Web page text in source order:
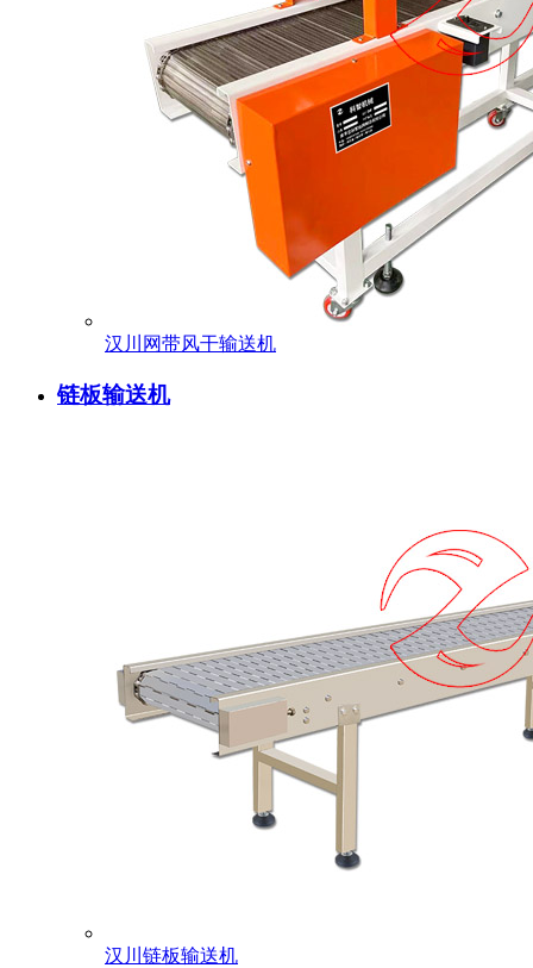
汉川网带风干输送机
链板输送机
汉川链板输送机